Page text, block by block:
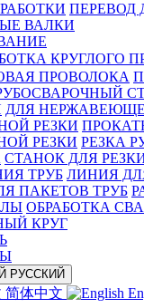
ПЕРЕВОД
ВАЛКИ
КРУГЛОГО
ПРОВОЛОКА
ДЛЯ
РЕЗКИ
РЕЗКИ РЕЗКА
СТАНОК ДЛЯ
ТРУБ ЛИНИЯ
ПАКЕТОВ ТРУБ
OБРАБОТКА
КРУГ
РУССКИЙ
简体中文